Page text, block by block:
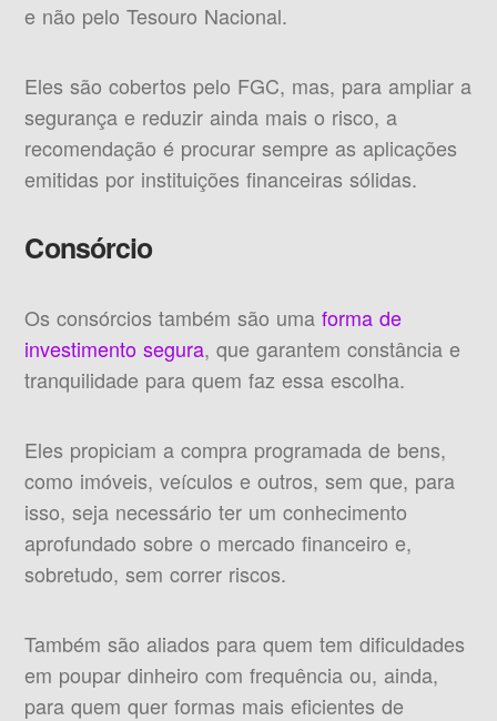
e não pelo Tesouro Nacional.
Eles são cobertos pelo FGC, mas, para ampliar a
segurança e reduzir ainda mais o risco, a
recomendação é procurar sempre as aplicações
emitidas por instituições financeiras sólidas.
Consórcio
Os consórcios também são umaforma de
investimento segura, que garantem constância e
tranquilidade para quem faz essa escolha.
Eles propiciam a compra programada de bens,
como imóveis, veículos e outros, sem que, para
isso, seja necessário ter um conhecimento
aprofundado sobre o mercado financeiro e,
sobretudo, sem correr riscos.
Também são aliados para quem tem dificuldades
em poupar dinheiro com frequência ou, ainda,
para quem quer formas mais eficientes de